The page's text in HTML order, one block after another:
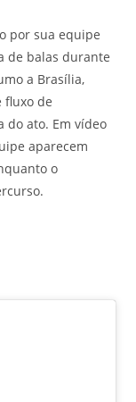
por sua equipe
de balas durante
a Brasília,
fluxo de
do ato. Em vídeo
aparecem
o